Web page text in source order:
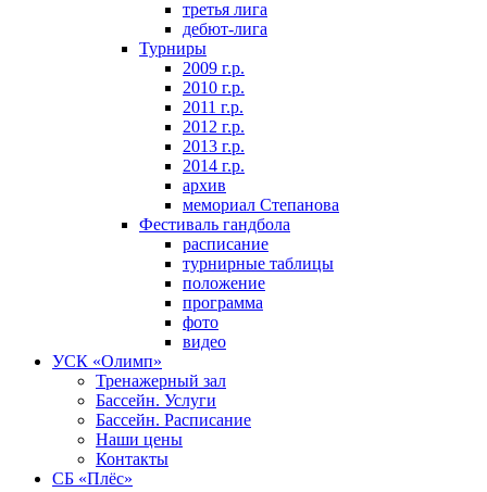
третья лига
дебют-лига
Турниры
2009 г.р.
2010 г.р.
2011 г.р.
2012 г.р.
2013 г.р.
2014 г.р.
архив
мемориал Степанова
Фeстивaль гaндбoлa
расписание
турнирные таблицы
положение
программа
фoтo
видео
УСК «Олимп»
Тренажерный зал
Бассейн. Услуги
Бассейн. Расписание
Наши цены
Контакты
СБ «Плёс»